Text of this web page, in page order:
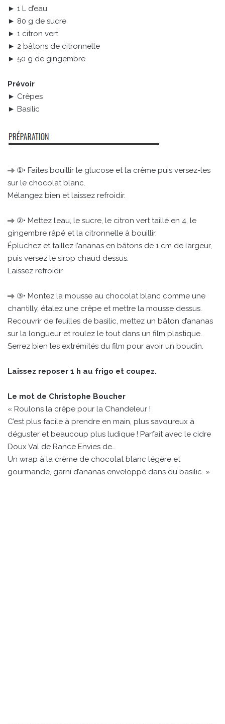
► 1 L d’eau
► 80 g de sucre
► 1 citron vert
► 2 bâtons de citronnelle
► 50 g de gingembre
Prévoir
► Crêpes
► Basilic
①• Faites bouillir le glucose et la crème puis versez-les
sur le chocolat blanc.
Mélangez bien et laissez refroidir.
②• Mettez l’eau, le sucre, le citron vert taillé en 4, le
gingembre râpé et la citronnelle à bouillir.
Épluchez et taillez l’ananas en bâtons de 1 cm de largeur,
puis versez le sirop chaud dessus.
Laissez refroidir.
③• Montez la mousse au chocolat blanc comme une
chantilly, étalez une crêpe et mettre la mousse dessus.
Recouvrir de feuilles de basilic, mettez un bâton d’ananas
sur la longueur et roulez le tout dans un film plastique.
Serrez bien les extrémités du film pour avoir un boudin.
Laissez reposer 1 h au frigo et coupez.
Le mot de Christophe Boucher
« Roulons la crêpe pour la Chandeleur !
C’est plus facile à prendre en main, plus savoureux à
déguster et beaucoup plus ludique ! Parfait avec le cidre
Doux Val de Rance Envies de…
Un wrap à la crème de chocolat blanc légère et
gourmande, garni d’ananas enveloppé dans du basilic. »